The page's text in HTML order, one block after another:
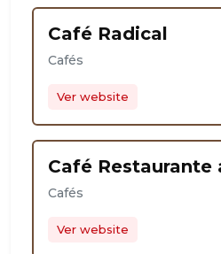
Café Radical
Cafés
Ver website
Café Restaurante
Cafés
Ver website